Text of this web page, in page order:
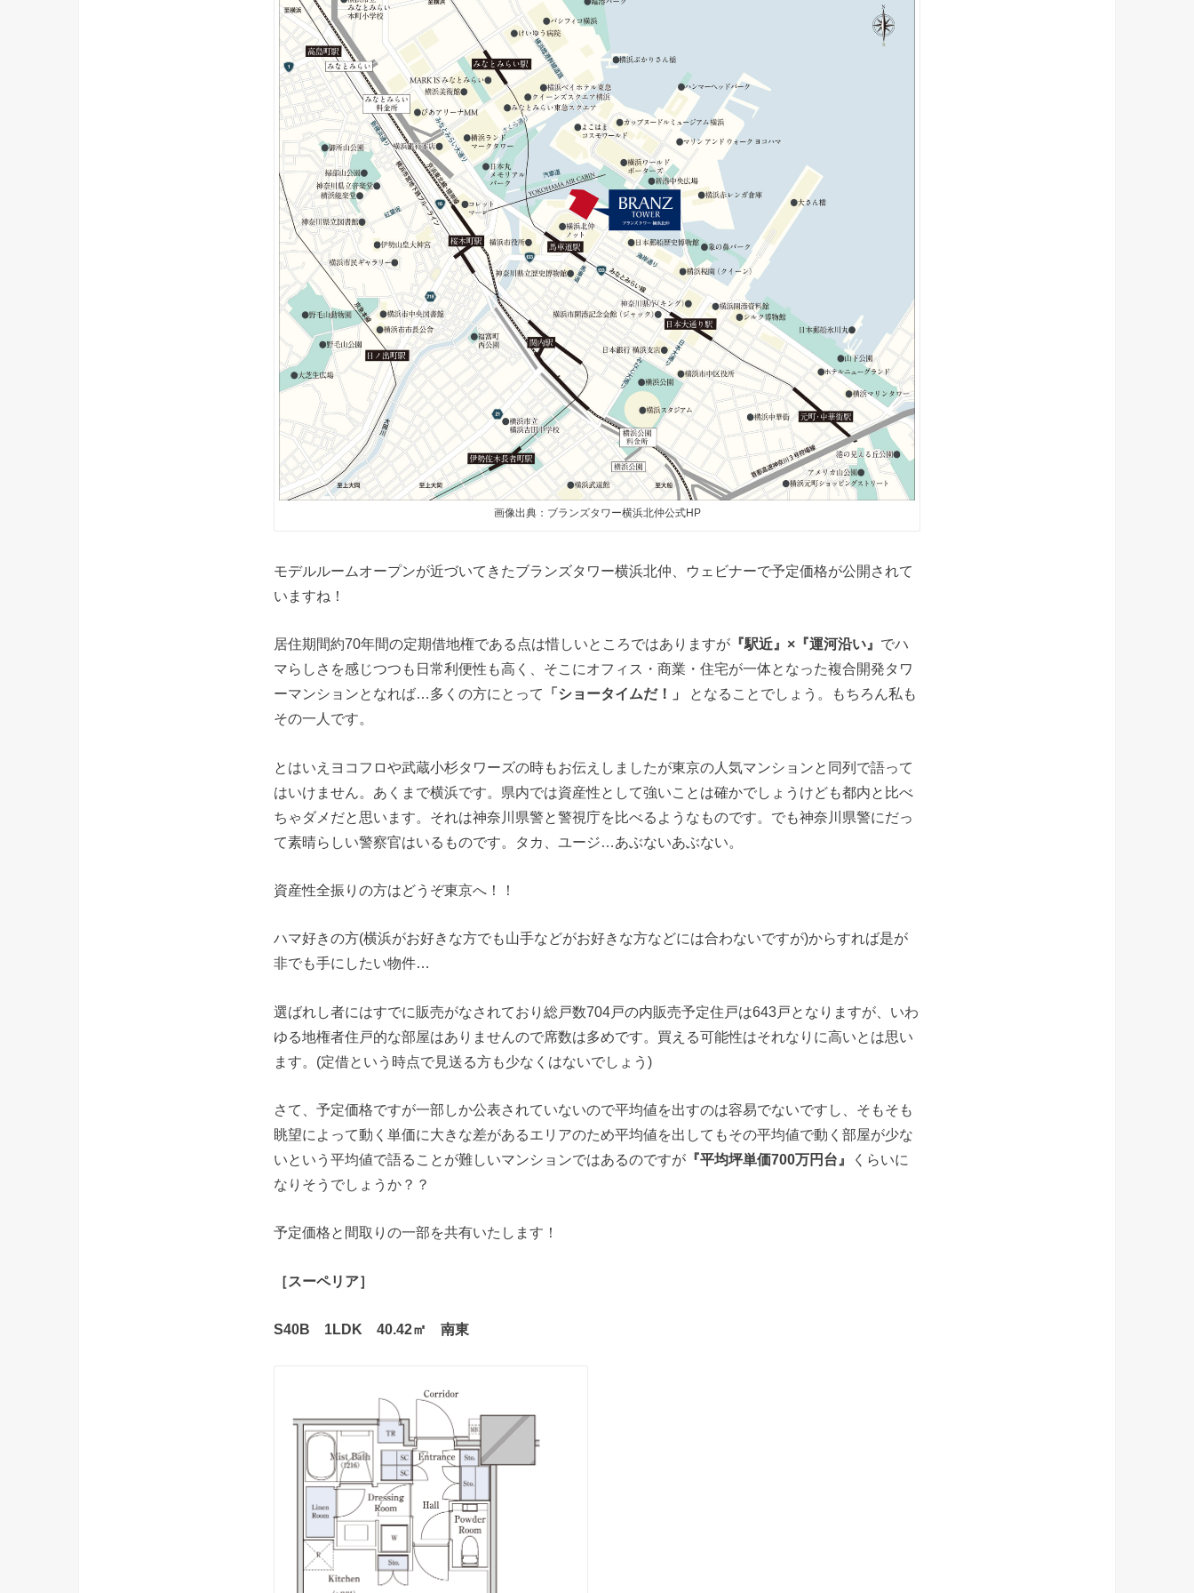
画像出典：ブランズタワー横浜北仲公式HP
モデルルームオープンが近づいてきたブランズタワー横浜北仲、ウェビナーで予定価格が公開されて
いますね！
居住期間約70年間の定期借地権である点は惜しいところではありますが 『駅近』×『運河沿い』 でハ
マらしさを感じつつも日常利便性も高く、そこにオフィス・商業・住宅が一体となった複合開発タワ
ーマンションとなれば…多くの方にとって
「ショータイムだ！」
となることでしょう。もちろん私も
その一人です。
とはいえヨコフロや武蔵小杉タワーズの時もお伝えしましたが東京の人気マンションと同列で語って
はいけません。あくまで横浜です。県内では資産性として強いことは確かでしょうけども都内と比べ
ちゃダメだと思います。それは神奈川県警と警視庁を比べるようなものです。でも神奈川県警にだっ
て素晴らしい警察官はいるものです。タカ、ユージ…あぶないあぶない。
資産性全振りの方はどうぞ東京へ！！
ハマ好きの方(横浜がお好きな方でも山手などがお好きな方などには合わないですが)からすれば是が
非でも手にしたい物件…
選ばれし者にはすでに販売がなされており総戸数704戸の内販売予定住戸は643戸となりますが、いわ
ゆる地権者住戸的な部屋はありませんので席数は多めです。買える可能性はそれなりに高いとは思い
ます。(定借という時点で見送る方も少なくはないでしょう)
さて、予定価格ですが一部しか公表されていないので平均値を出すのは容易でないですし、そもそも
眺望によって動く単価に大きな差があるエリアのため平均値を出してもその平均値で動く部屋が少な
いという平均値で語ることが難しいマンションではあるのですが 『平均坪単価700万円台』
くらいに
なりそうでしょうか？？
予定価格と間取りの一部を共有いたします！
［スーペリア］
S40B 1LDK 40.42㎡ 南東